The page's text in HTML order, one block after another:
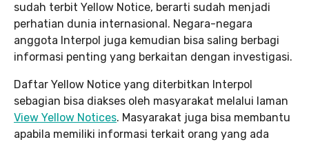
sudah terbit Yellow Notice, berarti sudah menjadi
perhatian dunia internasional. Negara-negara
anggota Interpol juga kemudian bisa saling berbagi
informasi penting yang berkaitan dengan investigasi.
Daftar Yellow Notice yang diterbitkan Interpol
sebagian bisa diakses oleh masyarakat melalui laman
View Yellow Notices. Masyarakat juga bisa membantu
apabila memiliki informasi terkait orang yang ada